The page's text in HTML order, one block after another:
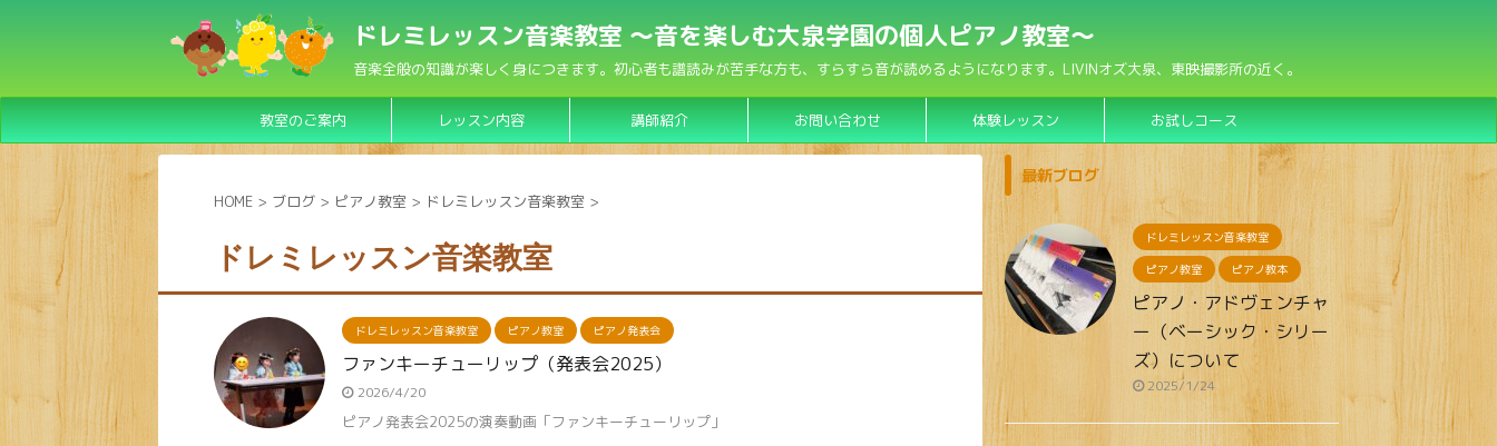
ドレミレッスン音楽教室 〜音を楽しむ大泉学園の個人ピアノ教室〜
音楽全般の知識が楽しく身につきます。初心者も譜読みが苦手な方も、すらすら音が読めるようになります。LIVINオズ大泉、東映撮影所の近く。
教室のご案内 レッスン内容 講師紹介 お問い合わせ 体験レッスン お試しコース
HOME > ブログ > ピアノ教室 > ドレミレッスン音楽教室 >
ドレミレッスン音楽教室
ドレミレッスン音楽教室 ピアノ教室 ピアノ発表会
ファンキーチューリップ（発表会2025）
2026/4/20
ピアノ発表会2025の演奏動画「ファンキーチューリップ」
最新ブログ
ドレミレッスン音楽教室
ピアノ教室 ピアノ教本
ピアノ・アドヴェンチャ
ー（ベーシック・シリー
ズ）について
2025/1/24